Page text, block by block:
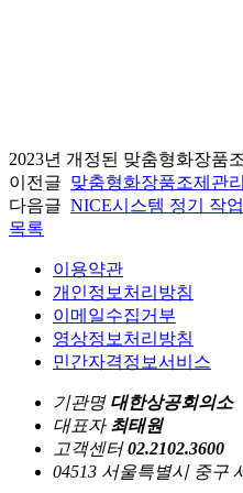
2023년 개정된 맞춤형화장품
이전글 맞춤형화장품조제관
다음글 NICE시스템 정기 작
목록
이용약관
개인정보처리방침
이메일수집거부
영상정보처리방침
민간자격정보서비스
기관명 대한상공회의소
대표자 최태원
고객센터 02.2102.3600
04513 서울특별시 중구